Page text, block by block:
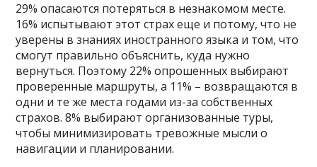
29% опасаются потеряться в незнакомом месте.
16% испытывают этот страх еще и потому, что не
уверены в знаниях иностранного языка и том, что
смогут правильно объяснить, куда нужно
вернуться. Поэтому 22% опрошенных выбирают
проверенные маршруты, а 11% – возвращаются в
одни и те же места годами из-за собственных
страхов. 8% выбирают организованные туры,
чтобы минимизировать тревожные мысли о
навигации и планировании.